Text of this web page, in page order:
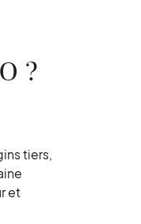
?
tiers,
et